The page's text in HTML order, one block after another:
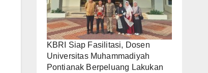
KBRI Siap Fasilitasi, Dosen
Universitas Muhammadiyah
Pontianak Berpeluang Lakukan